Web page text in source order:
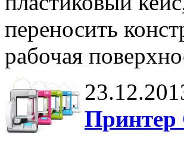
переносить
рабочая
Принтер